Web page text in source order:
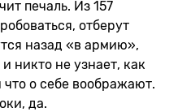
печаль. Из 157
отберут
назад «в армию»,
никто не узнает, как
о себе воображают.
да.